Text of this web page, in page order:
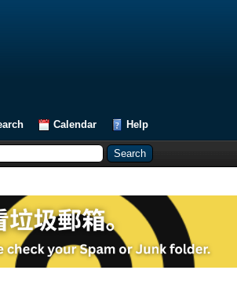
Calendar Help